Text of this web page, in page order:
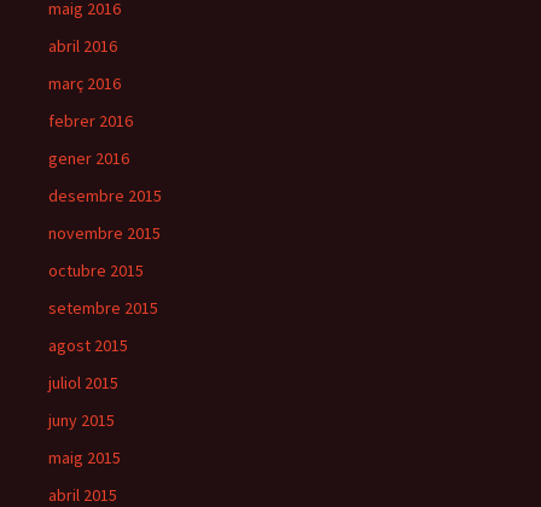
maig 2016
abril 2016
març 2016
febrer 2016
gener 2016
desembre 2015
novembre 2015
octubre 2015
setembre 2015
agost 2015
juliol 2015
juny 2015
maig 2015
abril 2015